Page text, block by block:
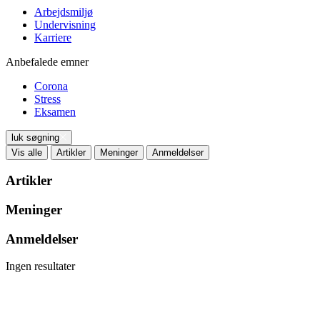
Arbejdsmiljø
Undervisning
Karriere
Anbefalede emner
Corona
Stress
Eksamen
luk søgning
Vis alle
Artikler Meninger Anmeldelser
Artikler
Meninger
Anmeldelser
Ingen resultater